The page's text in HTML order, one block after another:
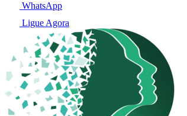
WhatsApp
Ligue Agora